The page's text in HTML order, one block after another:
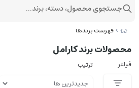
فهرست برندها
محصولات برند کارامل
فیلتر ترتیب
جستجوی محصول، دسته، برند...